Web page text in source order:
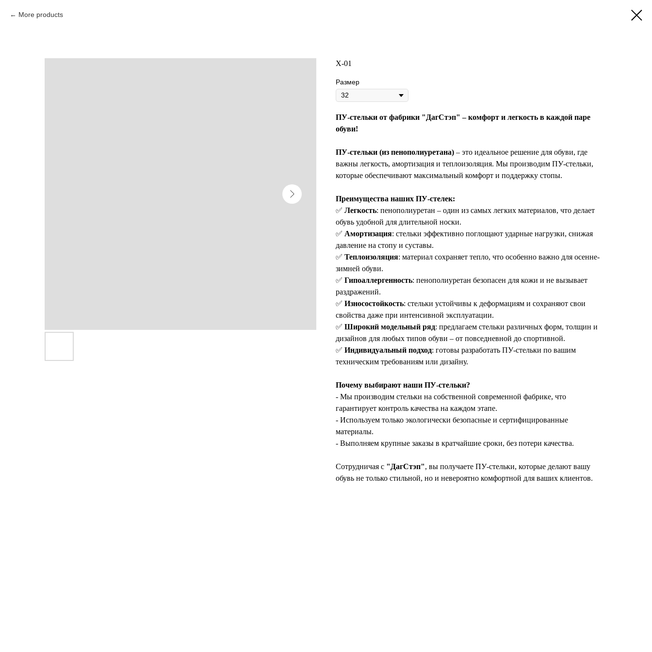
More products
Х-01
Размер
ПУ-стельки от фабрики "ДагСтэп" – комфорт и легкость в каждой паре
обуви!
ПУ-стельки (из пенополиуретана) – это идеальное решение для обуви, где
важны легкость, амортизация и теплоизоляция. Мы производим ПУ-стельки,
которые обеспечивают максимальный комфорт и поддержку стопы.
Преимущества наших ПУ-стелек:
✅ Легкость: пенополиуретан – один из самых легких материалов, что делает
обувь удобной для длительной носки.
✅ Амортизация: стельки эффективно поглощают ударные нагрузки, снижая
давление на стопу и суставы.
✅ Теплоизоляция: материал сохраняет тепло, что особенно важно для осенне-
зимней обуви.
✅ Гипоаллергенность: пенополиуретан безопасен для кожи и не вызывает
раздражений.
✅ Износостойкость: стельки устойчивы к деформациям и сохраняют свои
свойства даже при интенсивной эксплуатации.
✅ Широкий модельный ряд: предлагаем стельки различных форм, толщин и
дизайнов для любых типов обуви – от повседневной до спортивной.
✅ Индивидуальный подход: готовы разработать ПУ-стельки по вашим
техническим требованиям или дизайну.
Почему выбирают наши ПУ-стельки?
- Мы производим стельки на собственной современной фабрике, что
гарантирует контроль качества на каждом этапе.
- Используем только экологически безопасные и сертифицированные
материалы.
- Выполняем крупные заказы в кратчайшие сроки, без потери качества.
Сотрудничая с "ДагСтэп", вы получаете ПУ-стельки, которые делают вашу
обувь не только стильной, но и невероятно комфортной для ваших клиентов.